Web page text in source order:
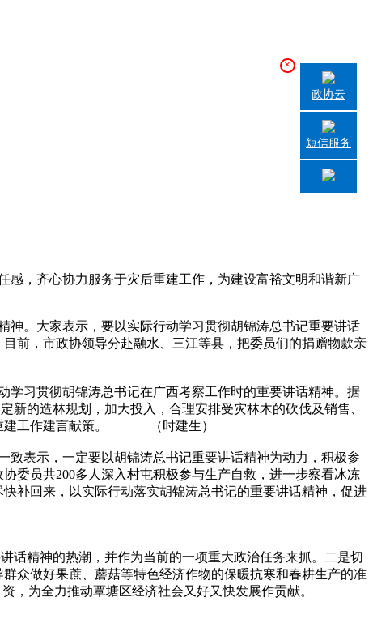
，齐心协力服务于灾后重建工作，为建设富裕文明和谐新广
。大家表示，要以实际行动学习贯彻胡锦涛总书记重要讲话
前，市政协领导分赴融水、三江等县，把委员们的捐赠物款亲
习贯彻胡锦涛总书记在广西考察工作时的重要讲话精神。据
新的造林规划，加大投入，合理安排受灾林木的砍伐及销售、
重建工作建言献策。 （时建生）
表示，一定要以胡锦涛总书记重要讲话精神为动力，积极参
委员共200多人深入村屯积极参与生产自救，进一步察看冰冻
补回来，以实际行动落实胡锦涛总书记的重要讲话精神，促进
精神的热潮，并作为当前的一项重大政治任务来抓。二是切
众做好果蔗、蘑菇等特色经济作物的保暖抗寒和春耕生产的准
资，为全力推动覃塘区经济社会又好又快发展作贡献。
×
政协云
短信服务